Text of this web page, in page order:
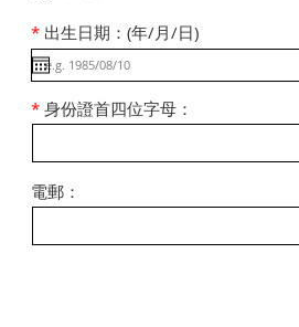
*出生日期：(年/月/日)
* 身份證首四位字母：
電郵：